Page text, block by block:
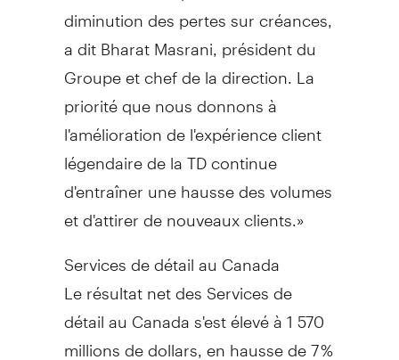
diminution des pertes sur créances,
a dit Bharat Masrani, président du
Groupe et chef de la direction. La
priorité que nous donnons à
l'amélioration de l'expérience client
légendaire de la TD continue
d'entraîner une hausse des volumes
et d'attirer de nouveaux clients.»
Services de détail au Canada
Le résultat net des Services de
détail au Canadas'est élevé à 1 570
millions de dollars, en hausse de 7 %